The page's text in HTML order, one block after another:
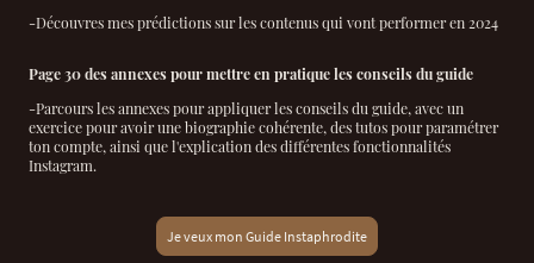
-Découvres mes prédictions sur les contenus qui vont performer en 2024
Page 30 des annexes pour mettre en pratique les conseils du guide
-Parcours les annexes pour appliquer les conseils du guide, avec un
exercice pour avoir une biographie cohérente, des tutos pour paramétrer
ton compte, ainsi que l'explication des différentes fonctionnalités
Instagram.
Je veux mon Guide Instaphrodite